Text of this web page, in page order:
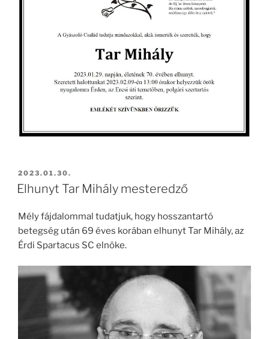
BEKÜLDVE:
2023.01.30.
Elhunyt Tar Mihály mesteredző
Mély fájdalommal tudatjuk, hogy hosszantartó
betegség után 69 éves korában elhunyt Tar Mihály, az
Érdi Spartacus SC elnöke.